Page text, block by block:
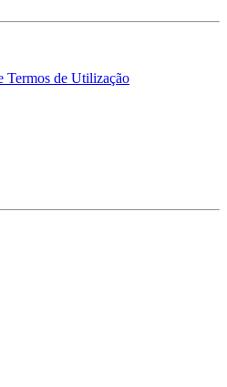
Termos de Utilização